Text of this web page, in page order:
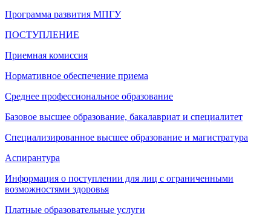
Программа развития МПГУ
ПОСТУПЛЕНИЕ
Приемная комиссия
Нормативное обеспечение приема
Среднее профессиональное образование
Базовое высшее образование, бакалавриат и специалитет
Специализированное высшее образование и магистратура
Аспирантура
Информация о поступлении для лиц с ограниченными
возможностями здоровья
Платные образовательные услуги